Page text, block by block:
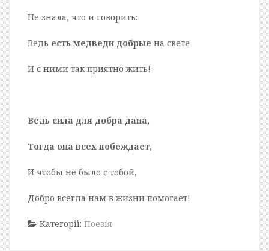
Не знала, что и говорить:
Ведь есть медведи добрые на свете
И с ними так приятно жить!
Ведь сила для добра дана,
Тогда она всех побеждает,
И чтобы не было с тобой,
Добро всегда нам в жизни помогает!
Категорії: Поезія